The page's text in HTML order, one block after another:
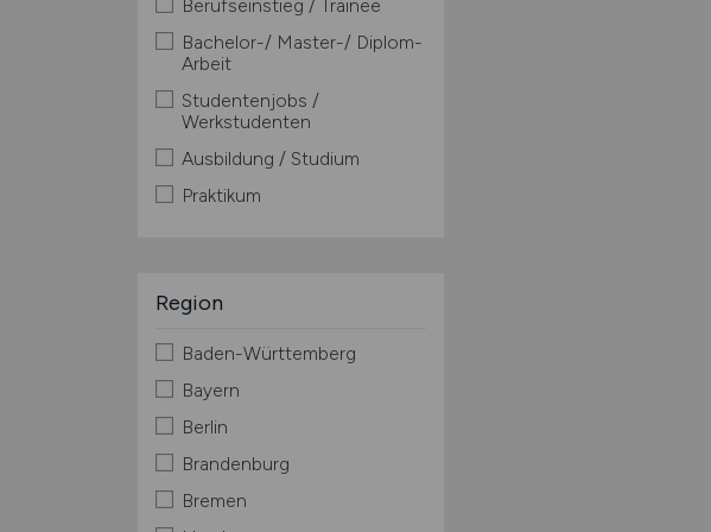
Berufseinstieg / Trainee
Bachelor-/ Master-/ Diplom-
Arbeit
Studentenjobs /
Werkstudenten
Ausbildung / Studium
Praktikum
Region
Baden-Württemberg
Bayern
Berlin
Brandenburg
Bremen